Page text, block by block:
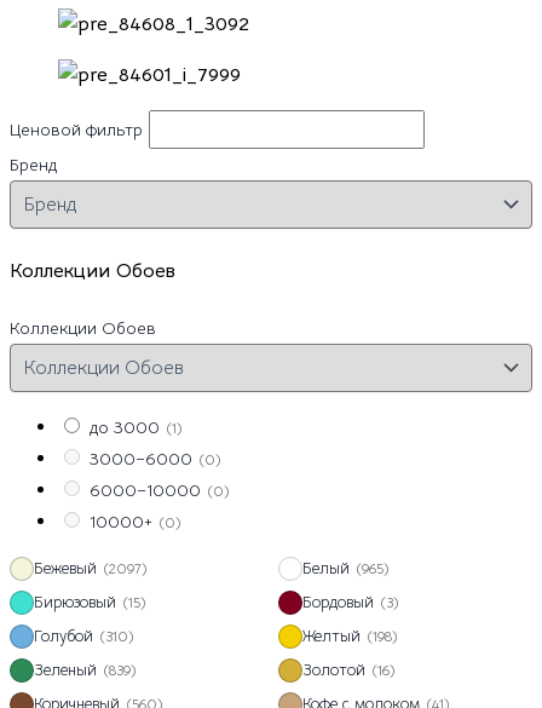
Ценовой фильтр
Бренд
Коллекции Обоев
Коллекции Обоев
до 3000 (1)
3000–6000 (0)
6000–10000 (0)
10000+ (0)
Бежевый (2097) Белый (965)
Бирюзовый (15) Бордовый (3)
Голубой (310) Желтый (198)
Зеленый (839) Золотой (16)
(560) (41)